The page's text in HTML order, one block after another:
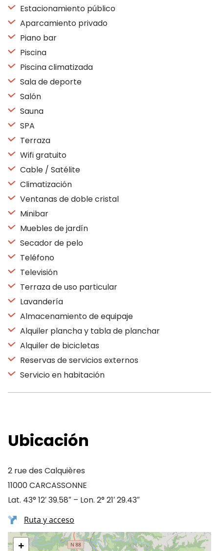
Estacionamiento público
Aparcamiento privado
Piano bar
Piscina
Piscina climatizada
Sala de deporte
Salón
Sauna
SPA
Terraza
Wifi gratuito
Cable / Satélite
Climatización
Ventanas de doble cristal
Minibar
Muebles de jardín
Secador de pelo
Teléfono
Televisión
Terraza de uso particular
Lavandería
Almacenamiento de equipaje
Alquiler plancha y tabla de planchar
Alquiler de bicicletas
Reservas de servicios externos
Servicio en habitación
Ubicación
2 rue des Calquières
11000 CARCASSONNE
Lat. 43° 12′ 39.58″ – Lon. 2° 21′ 29.43″
Ruta y acceso
+